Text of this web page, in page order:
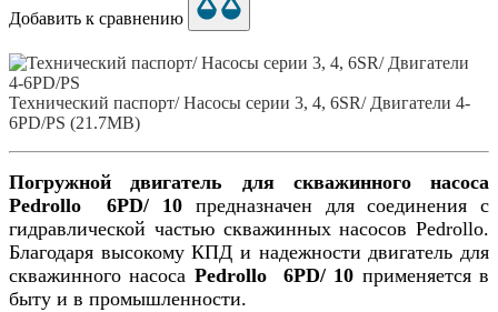
Добавить к сравнению
Технический паспорт/ Насосы серии 3, 4, 6SR/ Двигатели 4-
6PD/PS (21.7MB)
Погружной двигатель для скважинного насоса
Pedrollo 6PD/ 10 предназначен для соединения с
гидравлической частью скважинных насосов Pedrollo.
Благодаря высокому КПД и надежности двигатель для
скважинного насоса Pedrollo 6PD/ 10 применяется в
быту и в промышленности.